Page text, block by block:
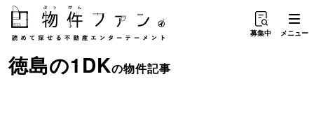
募集中 メニュー
徳島の1DKの物件記事